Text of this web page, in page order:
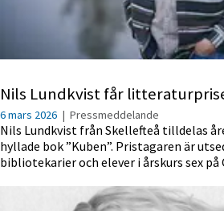
Nils Lundkvist får
6 mars 2026 | Pressmeddelande
Nils Lundkvist från Skellefteå tilldelas
hyllade bok ”Kuben”. Pristagaren är
bibliotekarier och elever i årskurs sex